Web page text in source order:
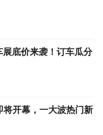
底价来袭！订车瓜分
开幕，一大波热门新